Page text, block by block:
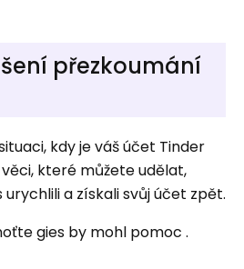
přezkoumání
kdy je váš účet Tinder
které můžete udělat,
a získali svůj účet zpět.
gies by mohl pomoc .